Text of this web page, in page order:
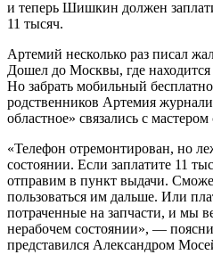
и теперь Шишкин должен
11 тысяч.
Артемий несколько раз писал
Дошел до Москвы, где
Но забрать мобильный
родственников Артемия
областное» связались с мастером
«Телефон отремонтирован, но
состоянии. Если заплатите 11
отправим в пункт выдачи.
пользоваться им дальше. Или
потраченные на запчасти, и мы
нерабочем состоянии», —
представился Александром